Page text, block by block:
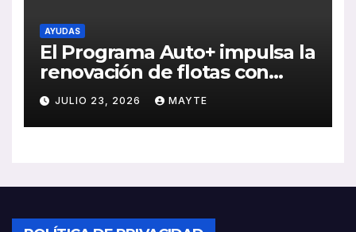
AYUDAS
El Programa Auto+ impulsa la
renovación de flotas con
ayudas a vehículos eléctricos
ligeros
JULIO 23, 2026 MAYTE